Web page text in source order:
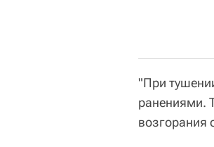
"При
ранениями.
возгорания